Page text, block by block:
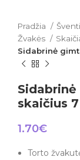
Pradžia
Žvakės
Sidabrinė
skaičius
1.70€
Torto